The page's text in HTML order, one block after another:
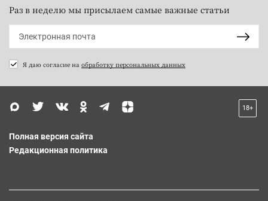
Раз в неделю мы присылаем самые важные статьи
Я даю согласие на обработку персональных данных
18+
Полная версия сайта
Редакционная политика